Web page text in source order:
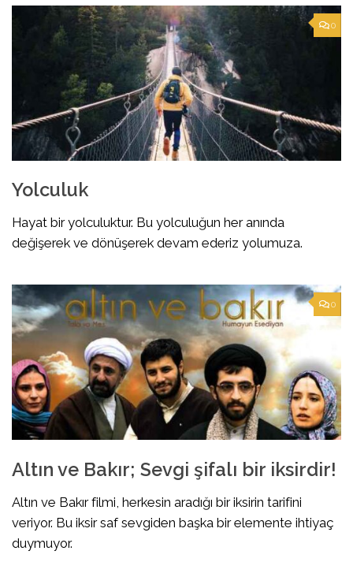
0
Yolculuk
Hayat bir yolculuktur. Bu yolculuğun her anında
değişerek ve dönüşerek devam ederiz yolumuza.
0
Altın ve Bakır; Sevgi şifalı bir iksirdir!
Altın ve Bakır filmi, herkesin aradığı bir iksirin tarifini
veriyor. Bu iksir saf sevgiden başka bir elemente ihtiyaç
duymuyor.